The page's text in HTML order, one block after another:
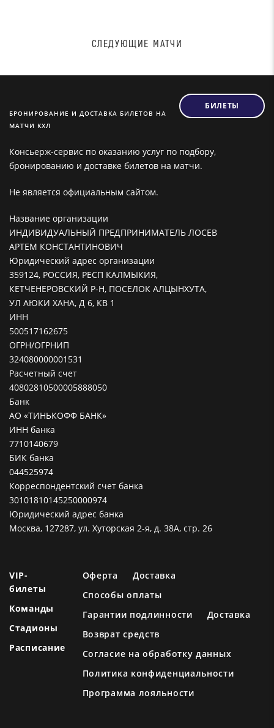
СЛЕДУЮЩИЕ МАТЧИ
БРОНИРОВАНИЕ И ДОСТАВКА БИЛЕТОВ НА
МАТЧИ КХЛ
БИЛЕТЫ
Консьерж-сервис по оказанию услуг по подбору,
бронированию и доставке билетов на матчи.
Не является официальным сайтом.
Название организации
ИНДИВИДУАЛЬНЫЙ ПРЕДПРИНИМАТЕЛЬ ЛОСЕВ
АРТЕМ КОНСТАНТИНОВИЧ
Юридический адрес организации
359124, РОССИЯ, РЕСП КАЛМЫКИЯ,
КЕТЧЕНЕРОВСКИЙ Р-Н, ПОСЕЛОК АЛЦЫНХУТА,
УЛ АЮКИ ХАНА, Д 6, КВ 1
ИНН
500517162675
ОГРН/ОГРНИП
324080000001531
Расчетный счет
40802810500005888050
Банк
АО «ТИНЬКОФФ БАНК»
ИНН банка
7710140679
БИК банка
044525974
Корреспондентский счет банка
30101810145250000974
Юридический адрес банка
Москва, 127287, ул. Хуторская 2-я, д. 38А, стр. 26
VIP-
билеты
Команды
Стадионы
Расписание
Оферта
Доставка
Способы оплаты
Гарантии подлинности
Доставка
Возврат средств
Согласие на обработку данных
Политика конфиденциальности
Программа лояльности